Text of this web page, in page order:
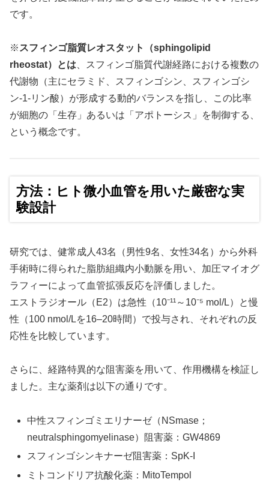
です。
※スフィンゴ脂質レオスタット（sphingolipid
rheostat）とは、スフィンゴ脂質代謝経路における複数の
代謝物（主にセラミド、スフィンゴシン、スフィンゴシ
ン-1-リン酸）が形成する動的バランスを指し、この比率
が細胞の「生存」あるいは「アポトーシス」を制御する、
という概念です。
方法：ヒト微小血管を用いた厳密な実
験設計
研究では、健常成人43名（男性9名、女性34名）から外科
手術時に得られた脂肪組織内小動脈を用い、加圧マイオグ
ラフィーによって血管拡張反応を評価しました。
エストラジオール（E2）は急性（10⁻¹¹～10⁻⁵ mol/L）と慢
性（100 nmol/Lを16–20時間）で投与され、それぞれの反
応性を比較しています。
さらに、経路特異的な阻害薬を用いて、作用機構を検証し
ました。主な薬剤は以下の通りです。
中性スフィンゴミエリナーゼ（NSmase；
neutralsphingomyelinase）阻害薬：GW4869
スフィンゴシンキナーゼ阻害薬：SpK-I
ミトコンドリア抗酸化薬：MitoTempol